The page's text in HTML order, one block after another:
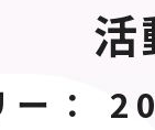
活
ー：